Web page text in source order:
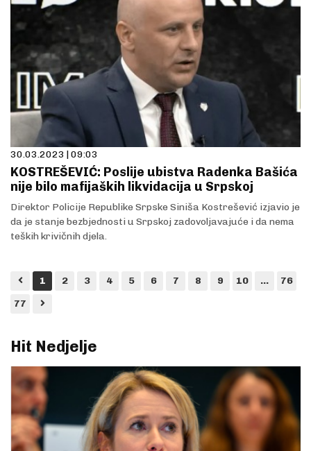
30.03.2023 | 09:03
KOSTREŠEVIĆ: Poslije ubistva Radenka Bašića
nije bilo mafijaških likvidacija u Srpskoj
Direktor Policije Republike Srpske Siniša Kostrešević izjavio je
da je stanje bezbjednosti u Srpskoj zadovoljavajuće i da nema
teških krivičnih djela.
1 2 3 4 5 6 7 8 9 10 ...
76
77
Hit Nedjelje